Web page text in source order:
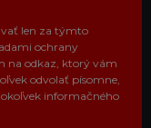
len za týmto
ochrany
na odkaz, ktorý vám
odvolať písomne,
informačného